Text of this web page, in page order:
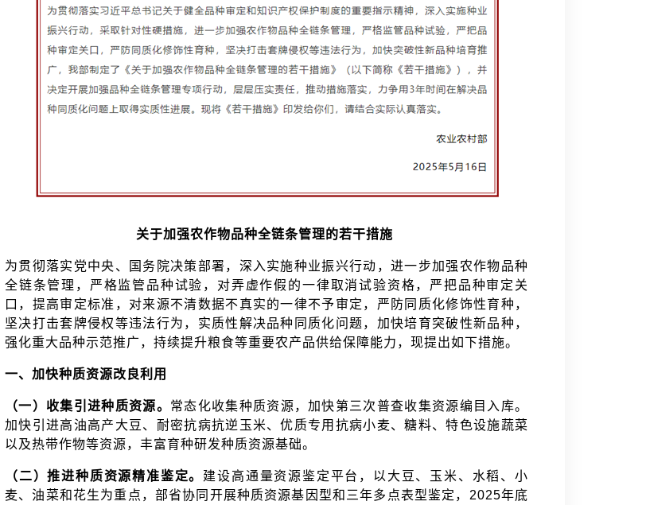
关于加强农作物品种全链条管理的若干措施
为贯彻落实党中央、国务院决策部署，深入实施种业振兴行动，进一步加强农作物品种
全链条管理，严格监管品种试验，对弄虚作假的一律取消试验资格，严把品种审定关
口，提高审定标准，对来源不清数据不真实的一律不予审定，严防同质化修饰性育种，
坚决打击套牌侵权等违法行为，实质性解决品种同质化问题，加快培育突破性新品种，
强化重大品种示范推广，持续提升粮食等重要农产品供给保障能力，现提出如下措施。
一、加快种质资源改良利用
（一）收集引进种质资源。 常态化收集种质资源，加快第三次普查收集资源编目入库。
加快引进高油高产大豆、耐密抗病抗逆玉米、优质专用抗病小麦、糖料、特色设施蔬菜
以及热带作物等资源，丰富育种研发种质资源基础。
（二）推进种质资源精准鉴定。 建设高通量资源鉴定平台，以大豆、玉米、水稻、小
麦、油菜和花生为重点，部省协同开展种质资源基因型和三年多点表型鉴定，2025年底